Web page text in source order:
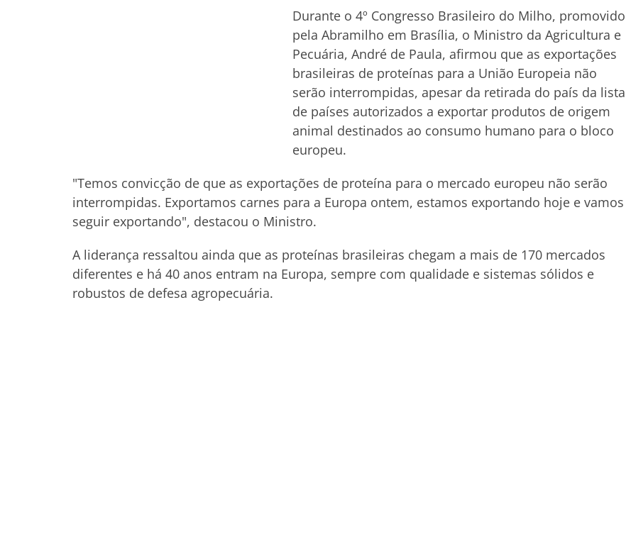
Durante o 4º Congresso Brasileiro do Milho, promovido
pela Abramilho em Brasília, o Ministro da Agricultura e
Pecuária, André de Paula, afirmou que as exportações
brasileiras de proteínas para a União Europeia não
serão interrompidas, apesar da retirada do país da lista
de países autorizados a exportar produtos de origem
animal destinados ao consumo humano para o bloco
europeu.
"Temos convicção de que as exportações de proteína para o mercado europeu não serão
interrompidas. Exportamos carnes para a Europa ontem, estamos exportando hoje e vamos
seguir exportando", destacou o Ministro.
A liderança ressaltou ainda que as proteínas brasileiras chegam a mais de 170 mercados
diferentes e há 40 anos entram na Europa, sempre com qualidade e sistemas sólidos e
robustos de defesa agropecuária.